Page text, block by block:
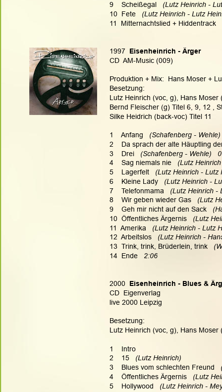
.
9    Scheißegal (Lutz Heinrich -
10  Fete (Lutz Heinrich - Lutz
11  Mitternachtslied + Hiddentrack
1997 Eisenheinrich - Ärger
CD  AM-Music (009)
Produktion + Mix:  Hans Moser +
Besetzung:
Lutz Heinrich (voc, g), Hans
Bernd Fleischer (g) Titel 6, 9, 12 ,
Silke Heidrich (back-voc) Titel 11
1    Anfang
(Schafenberg - Wehle)
2    Da sprach der alte Häuptling
3    Drei
(Schafenberg - Wehle)
4    Sag niemals nie (Lutz
5    Lagerfelt (Lutz Heinrich - Lutz
6    Kleine Lady (Lutz Heinrich -
7    Telefonmama (Lutz Heinrich -
8    Wir geben wieder Gas (Lutz
9    Geh mir nicht auf den Sack
10  Öffentliches Ärgernis (Lutz
11  Amerika (Lutz Heinrich - Lutz
12  Arbeitslos (Lutz Heinrich -
13  Trink, trink, Brüderlein, trink
14  Ende 2:06
2000 Eisenheinrich - Blues &
CD  Eigenverlag
live 2000 Leipzig
Besetzung:
Lutz Heinrich (voc, g), Hans Moser
1    Intro
2    15 (Lutz Heinrich)
3    Blues vom schlechten Freund
4    Öffentliches Ärgernis (Lutz
5    Hollywood (Lutz Heinrich -